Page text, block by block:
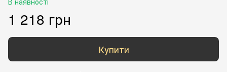
1 218 грн
Купити